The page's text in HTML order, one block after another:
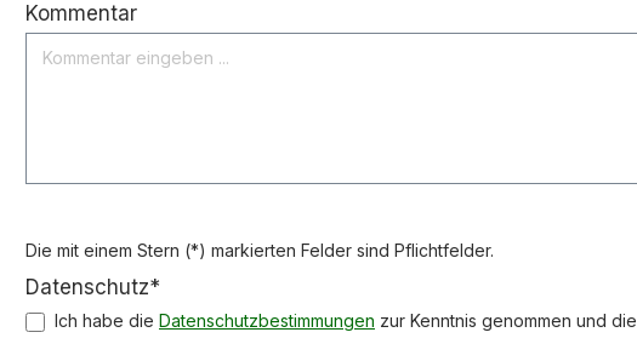
Kommentar
Die mit einem Stern (*) markierten Felder sind Pflichtfelder.
Datenschutz*
Ich habe die Datenschutzbestimmungen zur Kenntnis genommen und die